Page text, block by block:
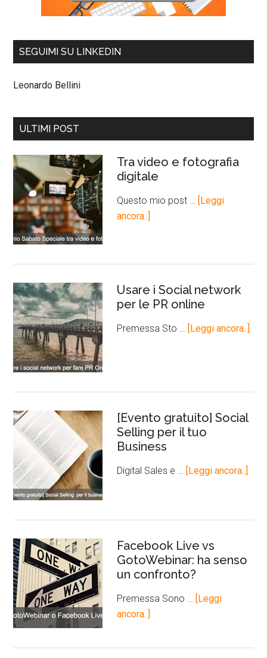
SEGUIMI SU LINKEDIN
Leonardo Bellini
ULTIMI POST
Tra video e fotografia
digitale
Questo mio post …
[Leggi
ancora..]
Usare i Social network
per le PR online
Premessa Sto … [Leggi ancora..]
[Evento gratuito] Social
Selling per il tuo
Business
Digital Sales e … [Leggi ancora..]
Facebook Live vs
GotoWebinar: ha senso
un confronto?
Premessa Sono …
[Leggi
ancora..]